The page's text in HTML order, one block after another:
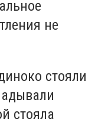
не
стояли
стояла